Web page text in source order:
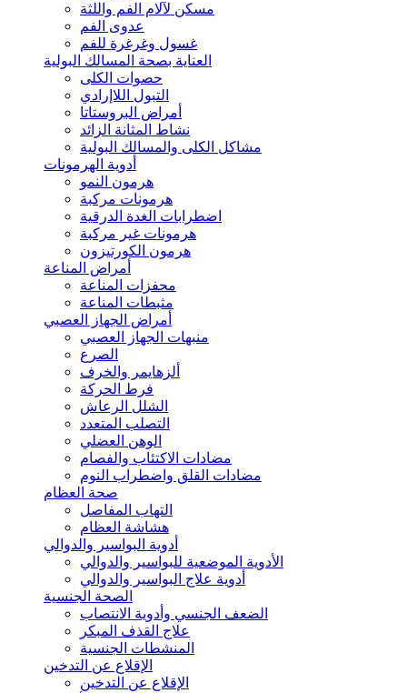
مسكن لآلام الفم واللثة
عدوى الفم
غسول وغرغرة للفم
العناية بصحة المسالك البولية
حصوات الكلى
التبول اللاإرادي
أمراض البروستاتا
نشاط المثانة الزائد
مشاكل الكلى والمسالك البولية
أدوية الهرمونات
هرمون النمو
هرمونات مركبة
اضطرابات الغدة الدرقية
هرمونات غير مركبة
هرمون الكورتيزون
أمراض المناعة
محفزات المناعة
مثبطات المناعة
أمراض الجهاز العصبي
منبهات الجهاز العصبي
الصرع
ألزهايمر والخرف
فرط الحركة
الشلل الرعاش
التصلب المتعدد
الوهن العضلي
مضادات الاكتئاب والفصام
مضادات القلق واضطراب النوم
صحة العظام
التهاب المفاصل
هشاشة العظام
أدوية البواسير والدوالي
الأدوية الموضعية للبواسير والدوالي
أدوية علاج البواسير والدوالي
الصحة الجنسية
الضعف الجنسي وأدوية الانتصاب
علاج القذف المبكر
المنشطات الجنسية
الإقلاع عن التدخين
الإقلاع عن التدخين